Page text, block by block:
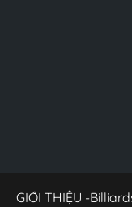
GIỚI THIỆU -